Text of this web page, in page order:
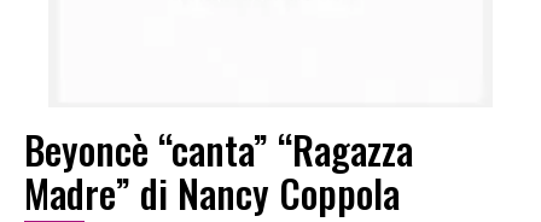
Beyoncè “canta” “Ragazza
Madre” di Nancy Coppola